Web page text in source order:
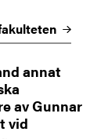
annat
av Gunnar
vid